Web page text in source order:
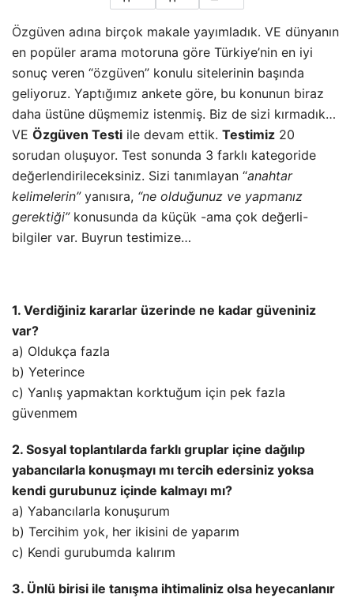
Özgüven adına birçok makale yayımladık. VE dünyanın
en popüler arama motoruna göre Türkiye’nin en iyi
sonuç veren “özgüven” konulu sitelerinin başında
geliyoruz. Yaptığımız ankete göre, bu konunun biraz
daha üstüne düşmemiz istenmiş. Biz de sizi kırmadık…
VE Özgüven Testi ile devam ettik. Testimiz 20
sorudan oluşuyor. Test sonunda 3 farklı kategoride
değerlendirileceksiniz. Sizi tanımlayan “anahtar
kelimelerin”yanısıra, “ne olduğunuz ve yapmanız
gerektiği”konusunda da küçük -ama çok değerli-
bilgiler var. Buyrun testimize…
1. Verdiğiniz kararlar üzerinde ne kadar güveniniz
var?
a) Oldukça fazla
b) Yeterince
c) Yanlış yapmaktan korktuğum için pek fazla
güvenmem
2. Sosyal toplantılarda farklı gruplar içine dağılıp
yabancılarla konuşmayı mı tercih edersiniz yoksa
kendi gurubunuz içinde kalmayı mı?
a) Yabancılarla konuşurum
b) Tercihim yok, her ikisini de yaparım
c) Kendi gurubumda kalırım
3. Ünlü birisi ile tanışma ihtimaliniz olsa heyecanlanır